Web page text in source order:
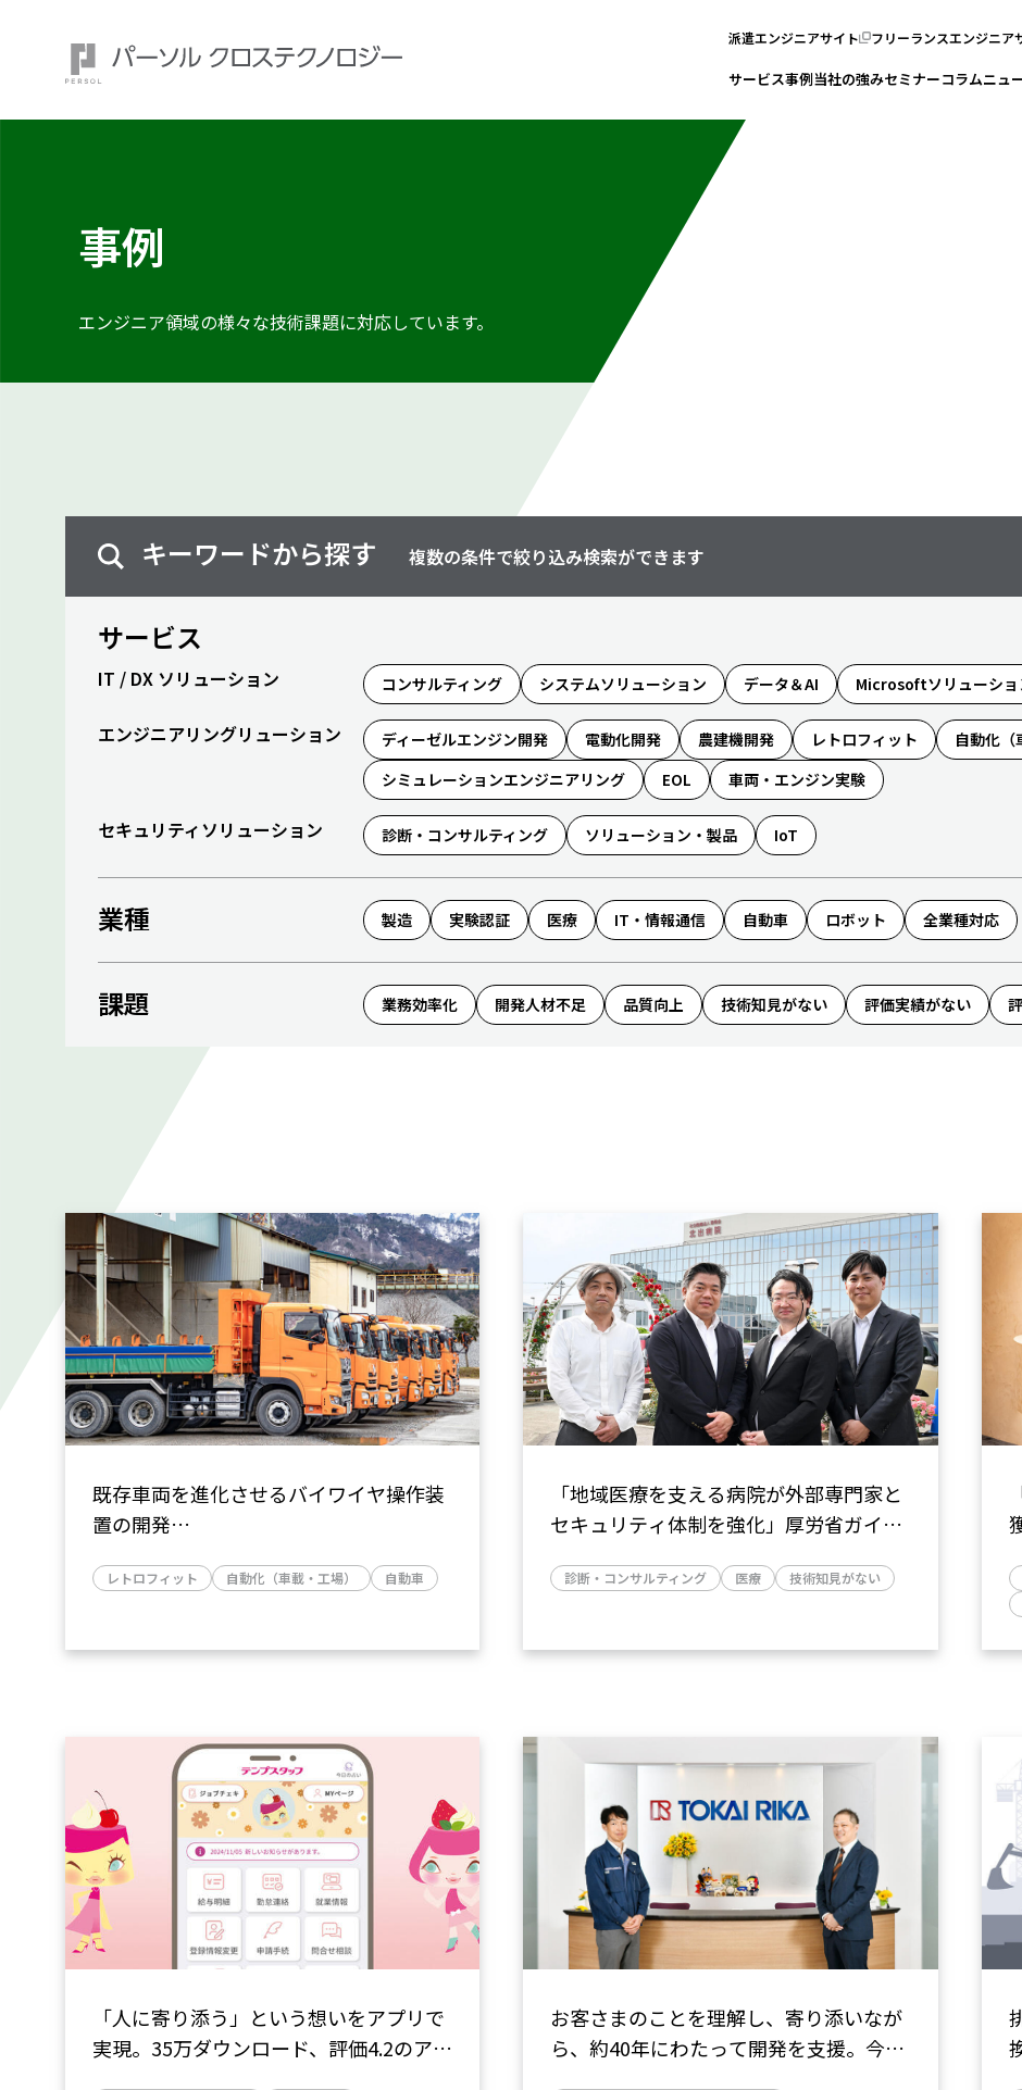
派遣エンジニアサイト フリーランスエンジニア
サービス事例当社の強みセミナーコラムニュ
事例
エンジニア領域の様々な技術課題に対応しています。
キーワードから探す 複数の条件で絞り込み検索ができます
サービス
IT / DX ソリューション コンサルティング システムソリューション データ＆AI Microsoftソリューショ
エンジニアリングリューション ディーゼルエンジン開発 電動化開発 農建機開発 レトロフィット
自動化（
シミュレーションエンジニアリング
EOL 車両・エンジン実験
セキュリティソリューション 診断・コンサルティング ソリューション・製品 IoT
業種 製造 実験認証 医療 IT・情報通信 自動車 ロボット 全業種対応
課題 業務効率化 開発人材不足 品質向上 技術知見がない 評価実績がない
既存車両を進化させるバイワイヤ操作装
置の開発
操作化を実現～
レトロフィット 自動化（車載・工場） 自動車
「地域医療を支える病院が外部専門家と
セキュリティ体制を強化」――厚労省ガイド
会医療法人黎明会さま）
診断・コンサルティング 医療 技術知見がない
「人に寄り添う」という想いをアプリで
実現。35万ダウンロード、評価4.2のアプ
お客さまのことを理解し、寄り添いなが
ら、約40年にわたって開発を支援。今で